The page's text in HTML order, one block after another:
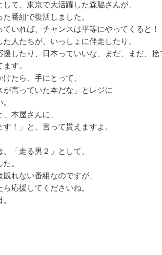
て、東京で大活躍した森脇さんが、
番組で復活しました。
いれば、チャンスは平等にやってくると！
人たちが、いっしょに伴走したり、
したり、日本っていいな、まだ、まだ、捨
す。
たら、手にとって、
が言っていた本だな」とレジに
本屋さんに、
す！」と、言って貰えますよ。
「走る男２」として、
。
れない番組なのですが、
応援してくださいね。